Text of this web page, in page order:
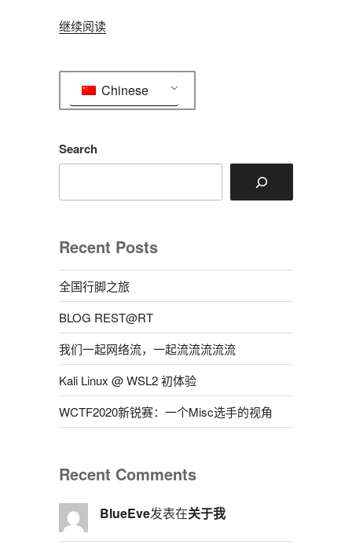
继续阅读“Final
柄
应
的
解
决
方
案”
Chinese
Search
Recent Posts
全国行脚之旅
BLOG REST@RT
我们一起网络流，一起流流流流流
Kali Linux @ WSL2 初体验
WCTF2020新锐赛：一个Misc选手的视角
Recent Comments
BlueEve发表在关于我